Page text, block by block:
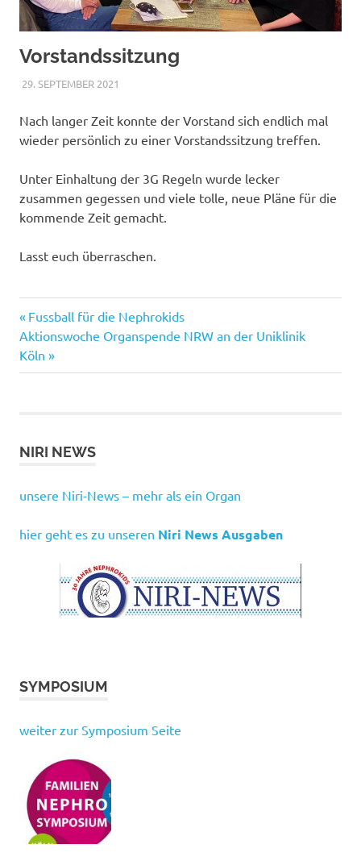
Vorstandssitzung
29. SEPTEMBER 2021
Nach langer Zeit konnte der Vorstand sich endlich mal
wieder persönlich zu einer Vorstandssitzung treffen.
Unter Einhaltung der 3G Regeln wurde lecker
zusammen gegessen und viele tolle, neue Pläne für die
kommende Zeit gemacht.
Lasst euch überraschen.
Beitragsnavigation
Vorheriger
Beitrag:
Fussball für die Nephrokids
Nächster
Beitrag:
Aktionswoche Organspende NRW an der Uniklinik
Köln
NIRI NEWS
unsere Niri-News – mehr als ein Organ
hier geht es zu unseren Niri News Ausgaben
SYMPOSIUM
weiter zur Symposium Seite